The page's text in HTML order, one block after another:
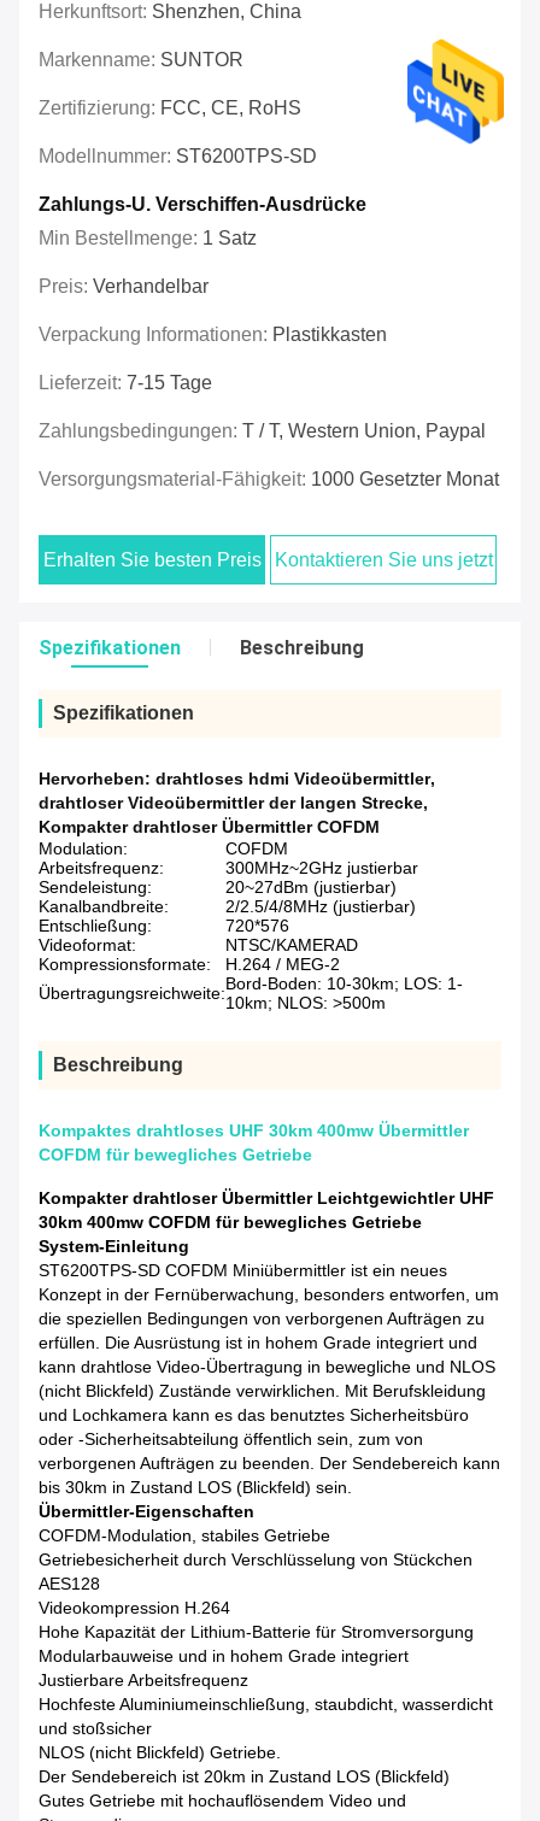
Herkunftsort: Shenzhen, China
Markenname: SUNTOR
Zertifizierung: FCC, CE, RoHS
Modellnummer: ST6200TPS-SD
Zahlungs-U. Verschiffen-Ausdrücke
Min Bestellmenge: 1 Satz
Preis: Verhandelbar
Verpackung Informationen: Plastikkasten
Lieferzeit: 7-15 Tage
Zahlungsbedingungen: T / T, Western Union, Paypal
Versorgungsmaterial-Fähigkeit: 1000 Gesetzter Monat
Erhalten Sie besten Preis Kontaktieren Sie uns jetzt
Spezifikationen Beschreibung
Spezifikationen
Hervorheben: drahtloses hdmi Videoübermittler,
drahtloser Videoübermittler der langen Strecke,
Kompakter drahtloser Übermittler COFDM
Modulation:
COFDM
Arbeitsfrequenz:
300MHz~2GHz justierbar
Sendeleistung:
20~27dBm (justierbar)
Kanalbandbreite:
2/2.5/4/8MHz (justierbar)
Entschließung:
720*576
Videoformat:
NTSC/KAMERAD
Kompressionsformate:
H.264 / MEG-2
Übertragungsreichweite:Bord-Boden: 10-30km; LOS: 1-
10km; NLOS: >500m
Beschreibung
Kompaktes drahtloses UHF 30km 400mw Übermittler
COFDM für bewegliches Getriebe
Kompakter drahtloser Übermittler Leichtgewichtler UHF
30km 400mw COFDM für bewegliches Getriebe
System-Einleitung
ST6200TPS-SD COFDM Miniübermittler ist ein neues
Konzept in der Fernüberwachung, besonders entworfen, um
die speziellen Bedingungen von verborgenen Aufträgen zu
erfüllen. Die Ausrüstung ist in hohem Grade integriert und
kann drahtlose Video-Übertragung in bewegliche und NLOS
(nicht Blickfeld) Zustände verwirklichen. Mit Berufskleidung
und Lochkamera kann es das benutztes Sicherheitsbüro
oder -Sicherheitsabteilung öffentlich sein, zum von
verborgenen Aufträgen zu beenden. Der Sendebereich kann
bis 30km in Zustand LOS (Blickfeld) sein.
Übermittler-Eigenschaften
COFDM-Modulation, stabiles Getriebe
Getriebesicherheit durch Verschlüsselung von Stückchen
AES128
Videokompression H.264
Hohe Kapazität der Lithium-Batterie für Stromversorgung
Modularbauweise und in hohem Grade integriert
Justierbare Arbeitsfrequenz
Hochfeste Aluminiumeinschließung, staubdicht, wasserdicht
und stoßsicher
NLOS (nicht Blickfeld) Getriebe.
Der Sendebereich ist 20km in Zustand LOS (Blickfeld)
Gutes Getriebe mit hochauflösendem Video und